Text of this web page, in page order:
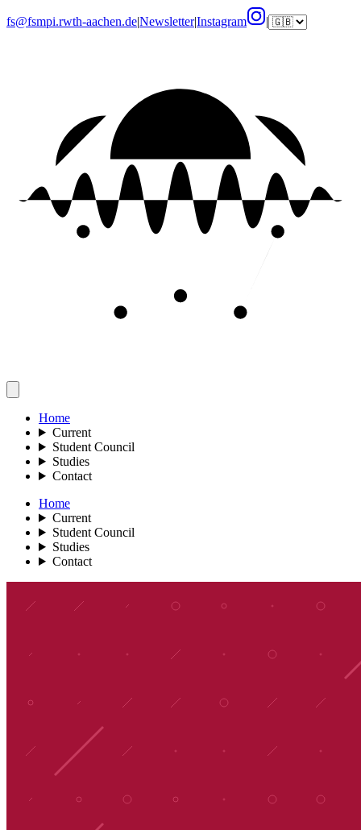
fs@fsmpi.rwth-aachen.de|Newsletter|Instagram |
Home
Current
Student Council
Studies
Contact
Home
Current
Student Council
Studies
Contact